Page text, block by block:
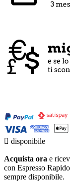
 disponibile
Acquista ora e
con Espresso
sempre disponibile.